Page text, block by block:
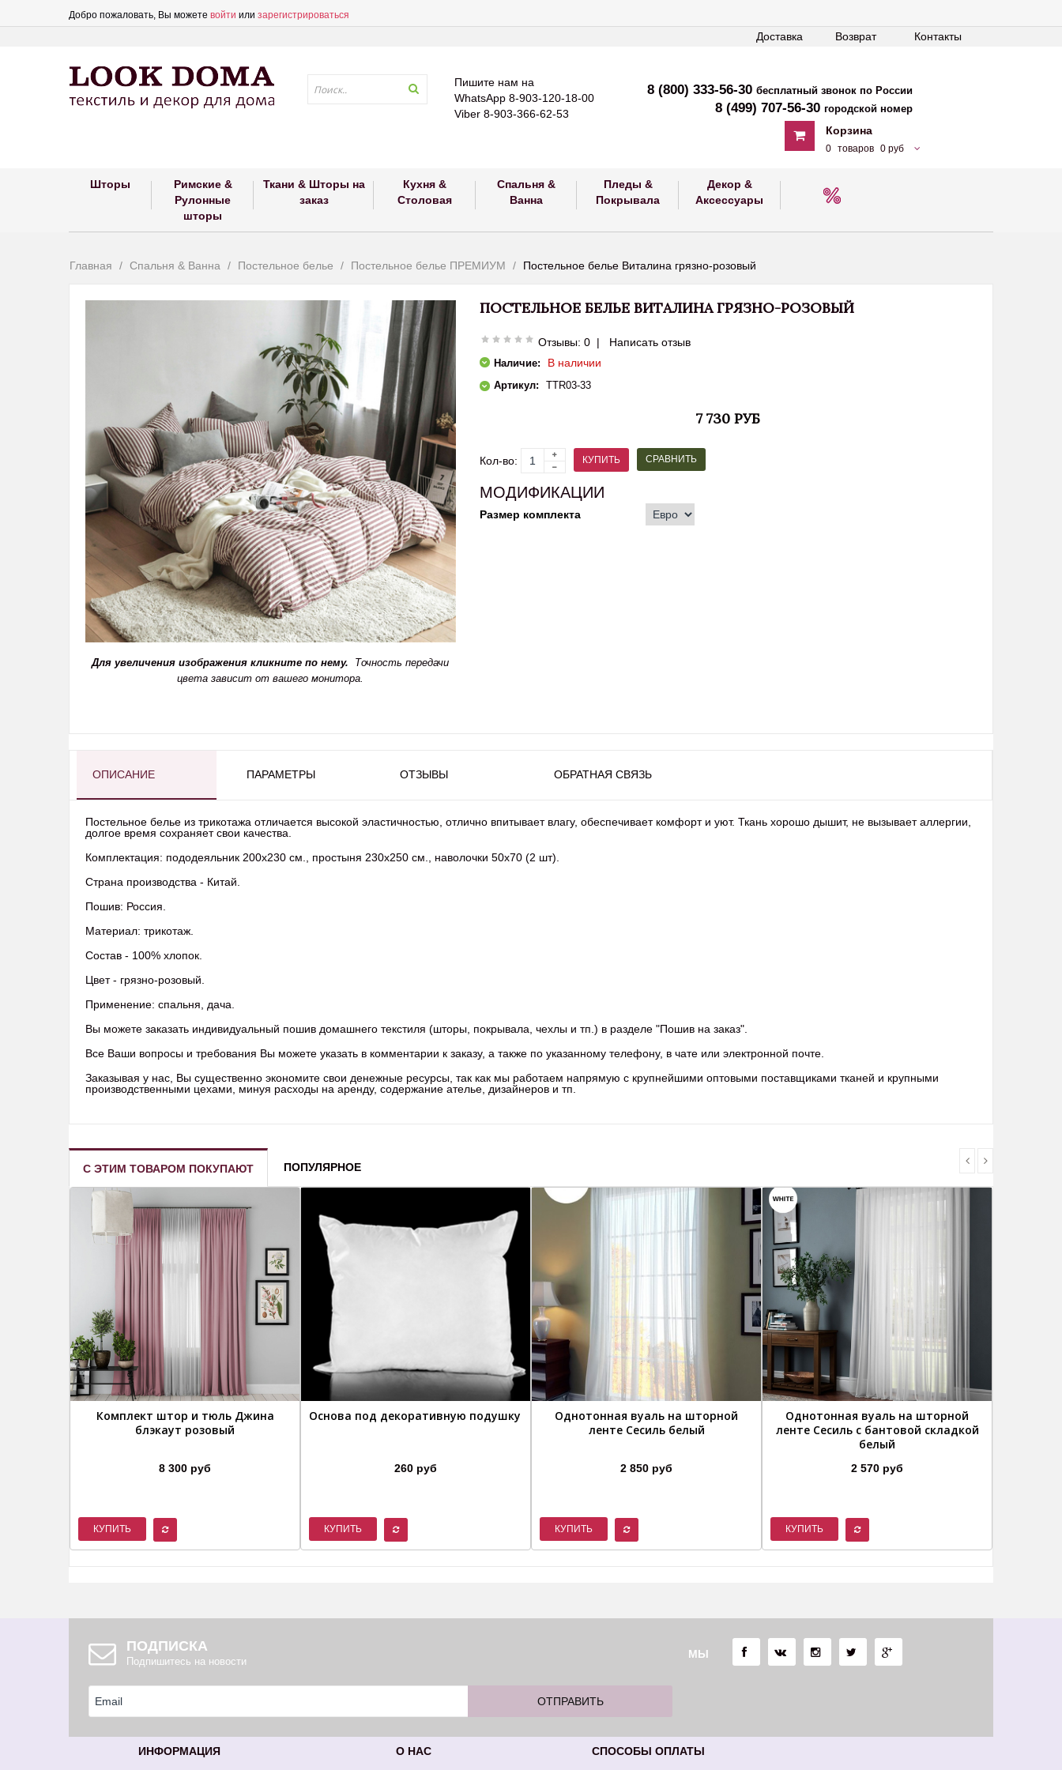
Добро пожаловать, Вы можете войти или зарегистрироваться
Контакты
Возврат
Доставка
Пишите нам на
WhatsApp 8-903-120-18-00
Viber 8-903-366-62-53
8 (800) 333-56-30 бесплатный звонок по России
8 (499) 707-56-30 городской номер
Корзина
0 товаров 0 руб
Шторы
Римские &
Рулонные
шторы
Ткани & Шторы на
заказ
Кухня &
Столовая
Спальня &
Ванна
Пледы &
Покрывала
Декор &
Аксессуары
Главная Спальня & Ванна Постельное белье Постельное белье ПРЕМИУМ Постельное белье Виталина грязно-розовый
Для увеличения изображения кликните по нему. Точность передачи
цвета зависит от вашего монитора.
ПОСТЕЛЬНОЕ БЕЛЬЕ ВИТАЛИНА ГРЯЗНО-РОЗОВЫЙ
Отзывы: 0| Написать отзыв
Наличие: В наличии
Артикул: ТTR03-33
7 730 РУБ
Кол-во: КУПИТЬ СРАВНИТЬ
МОДИФИКАЦИИ
Размер комплекта
ОПИСАНИЕ ПАРАМЕТРЫ ОТЗЫВЫ ОБРАТНАЯ СВЯЗЬ
Постельное белье из трикотажа отличается высокой эластичностью, отлично впитывает влагу, обеспечивает комфорт и уют. Ткань хорошо дышит, не вызывает аллергии,
долгое время сохраняет свои качества.
Комплектация: пододеяльник 200х230 см., простыня 230x250 см., наволочки 50x70 (2 шт).
Страна производства - Китай.
Пошив: Россия.
Материал: трикотаж.
Состав - 100% хлопок.
Цвет - грязно-розовый.
Применение: спальня, дача.
Вы можете заказать индивидуальный пошив домашнего текстиля (шторы, покрывала, чехлы и тп.) в разделе "Пошив на заказ".
Все Ваши вопросы и требования Вы можете указать в комментарии к заказу, а также по указанному телефону, в чате или электронной почте.
Заказывая у нас, Вы существенно экономите свои денежные ресурсы, так как мы работаем напрямую с крупнейшими оптовыми поставщиками тканей и крупными
производственными цехами, минуя расходы на аренду, содержание ателье, дизайнеров и тп.
С ЭТИМ ТОВАРОМ ПОКУПАЮТ ПОПУЛЯРНОЕ
Комплект штор и тюль Джина
блэкаут розовый
8 300 руб
КУПИТЬ
Основа под декоративную подушку
260 руб
КУПИТЬ
Однотонная вуаль на шторной
ленте Сесиль белый
2 850 руб
КУПИТЬ
Однотонная вуаль на шторной
ленте Сесиль с бантовой складкой
белый
2 570 руб
КУПИТЬ
ПОДПИСКА
Подпишитесь на новости
МЫ
ИНФОРМАЦИЯ О НАС СПОСОБЫ ОПЛАТЫ